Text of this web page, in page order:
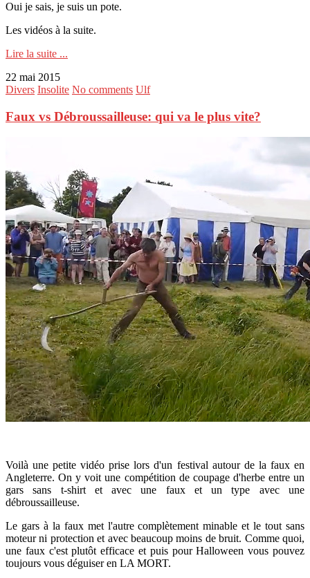
Oui je sais, je suis un pote.
Les vidéos à la suite.
Lire la suite ...
22 mai 2015
Divers Insolite No comments Ulf
Faux vs Débroussailleuse: qui va le plus vite?
Voilà une petite vidéo prise lors d'un festival autour de la faux en
Angleterre. On y voit une compétition de coupage d'herbe entre un
gars sans t-shirt et avec une faux et un type avec une
débroussailleuse.
Le gars à la faux met l'autre complètement minable et le tout sans
moteur ni protection et avec beaucoup moins de bruit. Comme quoi,
une faux c'est plutôt efficace et puis pour Halloween vous pouvez
toujours vous déguiser en LA MORT.